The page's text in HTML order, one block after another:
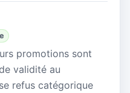
promotions sont
validité au
refus catégorique